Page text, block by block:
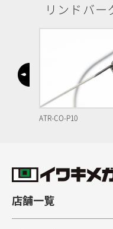
リンドバー
ATR-CO-P10
店舗一覧